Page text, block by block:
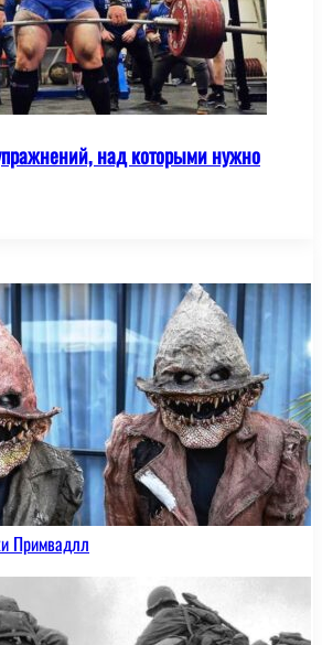
над которыми нужно
Примвадлл